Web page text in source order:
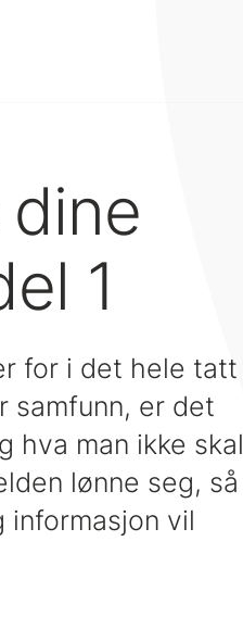
1
for i det hele tatt
samfunn, er det
hva man ikke skal
lønne seg, så
informasjon vil